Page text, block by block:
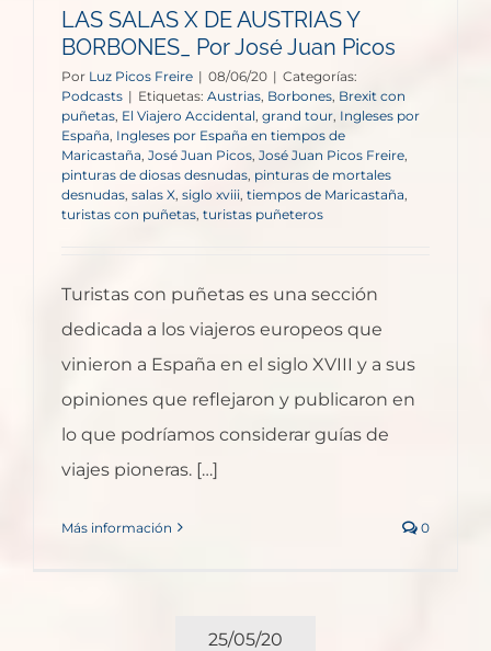
LAS SALAS X DE AUSTRIAS Y
BORBONES_ Por José Juan Picos
Por Luz Picos Freire | 08/06/20 | Categorías:
Podcasts | Etiquetas: Austrias Borbones, Brexit con
puñetas El Viajero Accidental, grand tour, Ingleses por
España Ingleses por España en tiempos de
Maricastaña, José Juan Picos, José Juan Picos Freire
pinturas de diosas desnudas pinturas de mortales
desnudas, salas X, siglo xviii tiempos de Maricastaña
turistas con puñetas turistas puñeteros
Turistas con puñetas es una sección
dedicada a los viajeros europeos que
vinieron a España en el siglo XVIII y a sus
opiniones que reflejaron y publicaron en
lo que podríamos considerar guías de
viajes pioneras. […]
Más información 0
25/05/20